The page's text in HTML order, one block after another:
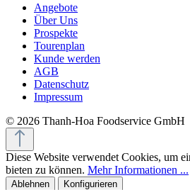
Angebote
Über Uns
Prospekte
Tourenplan
Kunde werden
AGB
Datenschutz
Impressum
© 2026 Thanh-Hoa Foodservice GmbH
Diese Website verwendet Cookies, um
bieten zu können. Mehr Informationen ...
Ablehnen Konfigurieren